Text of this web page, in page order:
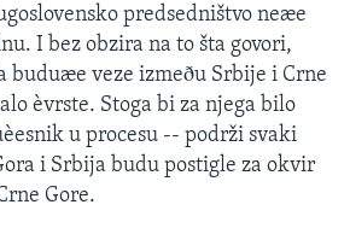
predsedništvo neæe
I bez obzira na to šta govori,
buduæe veze izmeðu Srbije i Crne
èvrste. Stoga bi za njega bilo
u procesu -- podrži svaki
i Srbija budu postigle za okvir
Gore.